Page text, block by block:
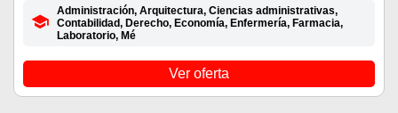
Administración, Arquitectura, Ciencias administrativas,
Contabilidad, Derecho, Economía, Enfermería, Farmacia,
Laboratorio, Mé
Ver oferta